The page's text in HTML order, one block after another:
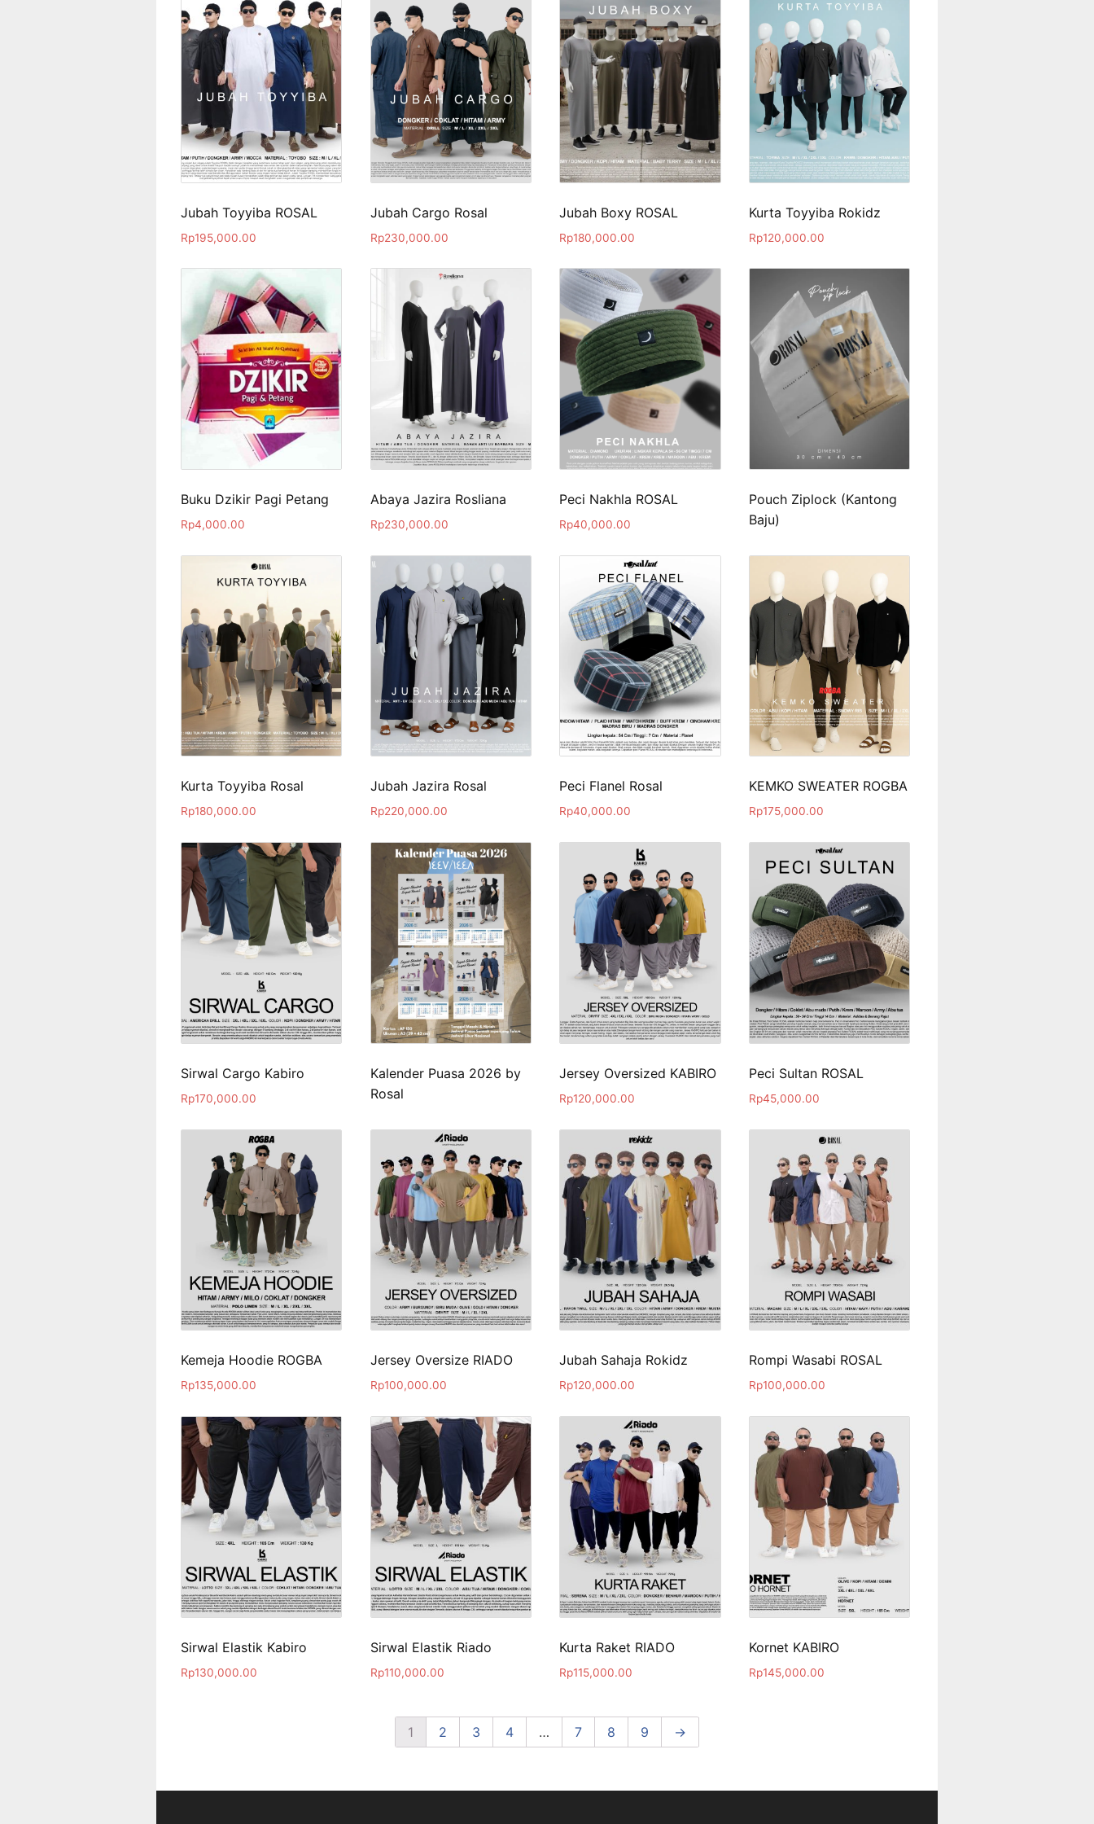
Jubah Toyyiba ROSAL
Rp195,000.00
Jubah Cargo Rosal
Rp230,000.00
Jubah Boxy ROSAL
Rp180,000.00
Kurta Toyyiba Rokidz
Rp120,000.00
Buku Dzikir Pagi Petang
Rp4,000.00
Abaya Jazira Rosliana
Rp230,000.00
Peci Nakhla ROSAL
Rp40,000.00
Pouch Ziplock (Kantong
Baju)
Kurta Toyyiba Rosal
Rp180,000.00
Jubah Jazira Rosal
Rp220,000.00
Peci Flanel Rosal
Rp40,000.00
KEMKO SWEATER ROGBA
Rp175,000.00
Sirwal Cargo Kabiro
Rp170,000.00
Kalender Puasa 2026 by
Rosal
Jersey Oversized KABIRO
Rp120,000.00
Peci Sultan ROSAL
Rp45,000.00
Kemeja Hoodie ROGBA
Rp135,000.00
Jersey Oversize RIADO
Rp100,000.00
Jubah Sahaja Rokidz
Rp120,000.00
Rompi Wasabi ROSAL
Rp100,000.00
Sirwal Elastik Kabiro
Rp130,000.00
Sirwal Elastik Riado
Rp110,000.00
Kurta Raket RIADO
Rp115,000.00
Kornet KABIRO
Rp145,000.00
1 2 3 4 … 7 8 9 →